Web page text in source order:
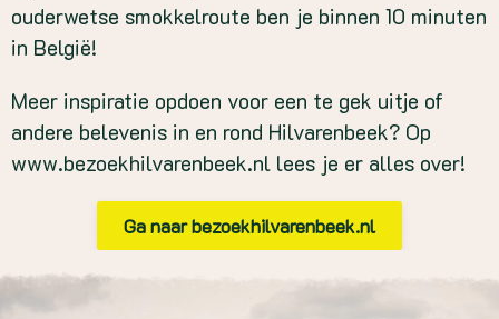
ouderwetse smokkelroute ben je binnen 10 minuten
in België!
Meer inspiratie opdoen voor een te gek uitje of
andere belevenis in en rond Hilvarenbeek? Op
www.bezoekhilvarenbeek.nl lees je er alles over!
Ga naar bezoekhilvarenbeek.nl